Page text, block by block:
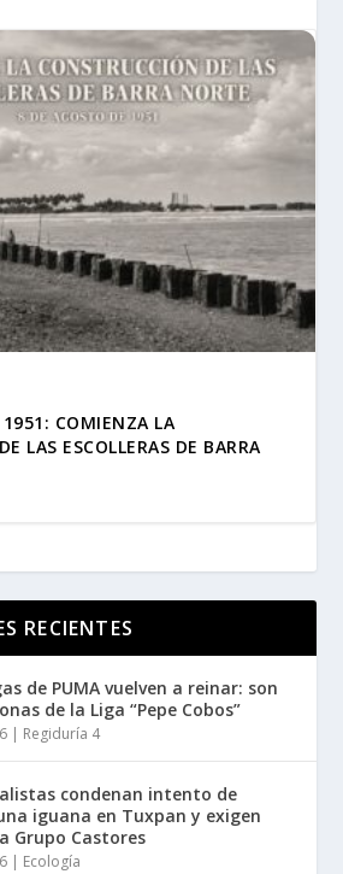
COMIENZA LA
LAS ESCOLLERAS DE BARRA
RECIENTES
de PUMA vuelven a reinar: son
de la Liga “Pepe Cobos”
| Regiduría 4
condenan intento de
iguana en Tuxpan y exigen
Grupo Castores
| Ecología